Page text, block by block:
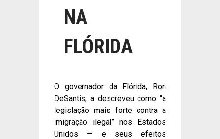
NA
FLÓRIDA
O governador da Flórida, Ron
DeSantis, a descreveu como “a
legislação mais forte contra a
imigração ilegal” nos Estados
Unidos — e seus efeitos